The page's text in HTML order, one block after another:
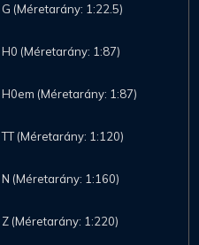
G (Méretarány: 1:22.5)
H0 (Méretarány: 1:87)
H0em (Méretarány: 1:87)
TT (Méretarány: 1:120)
N (Méretarány: 1:160)
Z (Méretarány: 1:220)